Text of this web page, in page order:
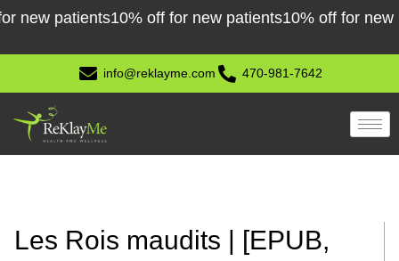
Skip
content
patients10% off for new patients10% off for new
info@reklayme.com 470-981-7642
Les Rois maudits | [EPUB,